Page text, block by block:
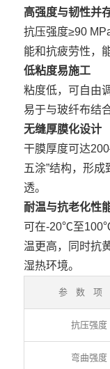
高强度与韧性并
抗压强度≥90
能和抗疲劳性，
低粘度易施工
粘度低，可自由
易于与玻纤布结
无缝厚膜化设计
干膜厚度可达
五涂”结构，形
透。
耐温与抗老化性
可在-20℃至
温更高，同时抗
湿热环境。
参 数 项
抗压强度
弯曲强度